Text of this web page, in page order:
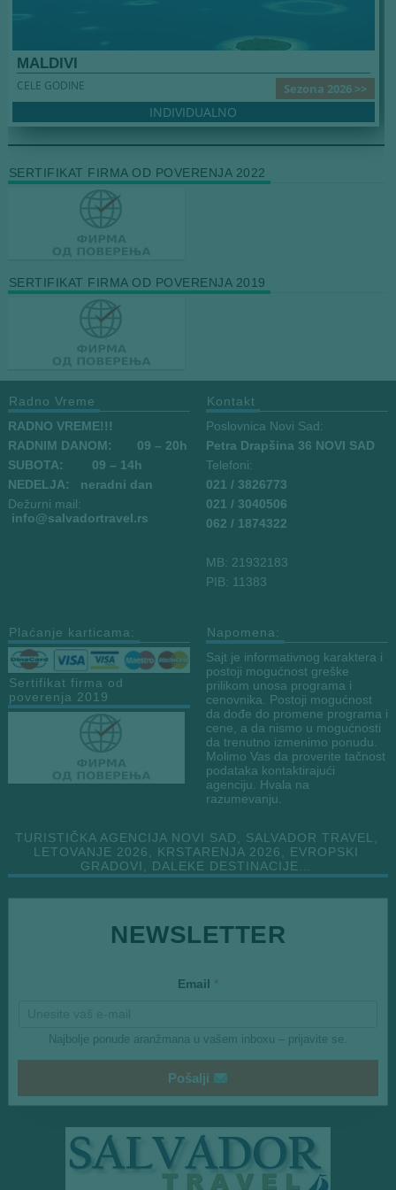
MALDIVI
Sezona 2026 >>
CELE GODINE
INDIVIDUALNO
SERTIFIKAT FIRMA OD POVERENJA 2022
SERTIFIKAT FIRMA OD POVERENJA 2019
Radno Vreme
RADNO VREME!!!
RADNIM DANOM:
09 – 20h
SUBOTA: 09 – 14h
NEDELJA: neradni dan
Dežurni mail:
info@salvadortravel.rs
Kontakt
Poslovnica Novi Sad:
Petra Drapšina 36 NOVI SAD
Telefoni:
021 / 3826773
021 / 3040506
062 / 1874322
MB: 21932183
PIB: 11383
Plaćanje karticama:
Sertifikat firma od
poverenja 2019
Napomena:
Sajt je informativnog karaktera i
postoji mogućnost greške
prilikom unosa programa i
cenovnika. Postoji mogućnost
da dođe do promene programa i
cene, a da nismo u mogućnosti
da trenutno izmenimo ponudu.
Molimo Vas da proverite tačnost
podataka kontaktirajući
agenciju. Hvala na
razumevanju.
TURISTIČKA AGENCIJA NOVI SAD, SALVADOR TRAVEL,
LETOVANJE 2026, KRSTARENJA 2026, EVROPSKI
GRADOVI, DALEKE DESTINACIJE…
m
a
NEWSLETTER
Email *
Najbolje ponude aranžmana u vašem inboxu – prijavite se.
Pošalji